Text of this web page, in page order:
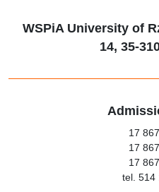
WSPiA University of
14, 35-
17
17
17
tel. 514